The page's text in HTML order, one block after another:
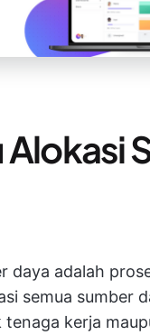
Alokasi
daya adalah
semua sumber
kerja